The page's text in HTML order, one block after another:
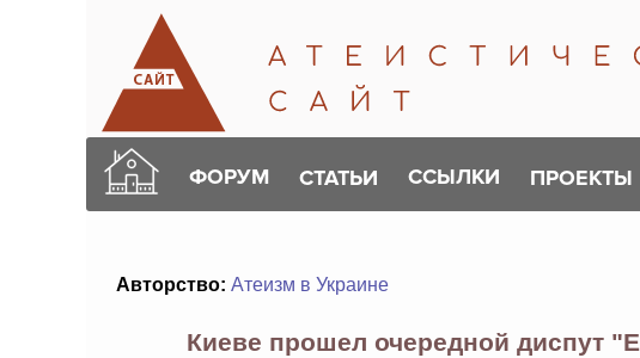
ФОРУМ СТАТЬИ ССЫЛКИ ПРОЕКТЫ
Авторство: Атеизм в Украине
Киеве прошел очередной диспут